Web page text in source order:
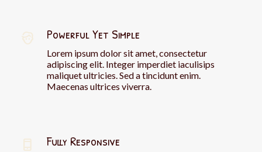
Powerful Yet Simple
Lorem ipsum dolor sit amet, consectetur
adipiscing elit. Integer imperdiet iaculisips
maliquet ultricies. Sed a tincidunt enim.
Maecenas ultrices viverra.
Fully Responsive